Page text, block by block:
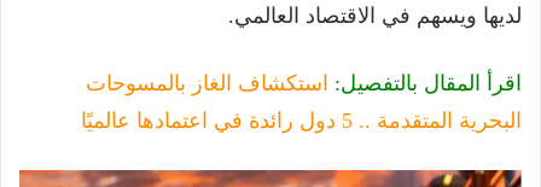
لديها ويسهم في الاقتصاد العالمي.
اقرأ المقال بالتفصيل: استكشاف الغاز بالمسوحات
البحرية المتقدمة .. 5 دول رائدة في اعتمادها عالميًا